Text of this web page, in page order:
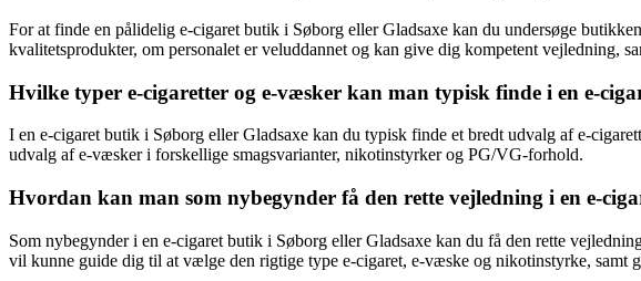
For at finde en pålidelig e-cigaret butik i Søborg eller Gladsaxe kan du undersøge
kvalitetsprodukter, om personalet er veluddannet og kan give dig kompetent vejledning,
Hvilke typer e-cigaretter og e-væsker kan man typisk finde i en e-
I en e-cigaret butik i Søborg eller Gladsaxe kan du typisk finde et bredt udvalg af e-
udvalg af e-væsker i forskellige smagsvarianter, nikotinstyrker og PG/VG-forhold.
Hvordan kan man som nybegynder få den rette vejledning i en e-
Som nybegynder i en e-cigaret butik i Søborg eller Gladsaxe kan du få den rette
vil kunne guide dig til at vælge den rigtige type e-cigaret, e-væske og nikotinstyrke, samt